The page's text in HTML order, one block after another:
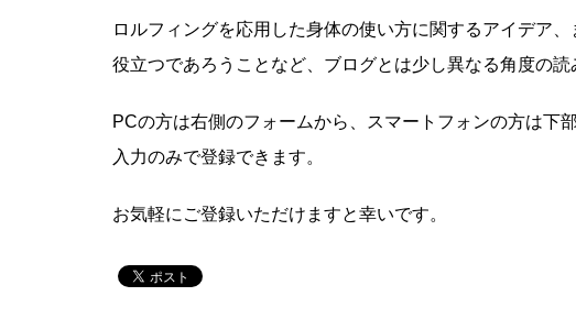
ロルフィングを応用した身体の使い方に関するアイデア
役立つであろうことなど、ブログとは少し異なる角度の
PCの方は右側のフォームから、スマートフォンの方は下
入力のみで登録できます。
お気軽にご登録いただけますと幸いです。